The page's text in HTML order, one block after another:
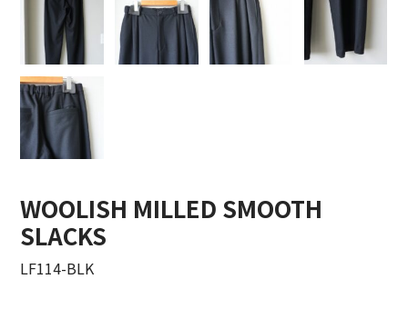
HARROGATE【ハロゲイト】
INTERIM【インテリム】
ITTI【イッチ】
LUCKY SOCKS【ラッキーソックス】
MIZUNO【ミズノ】
NEZU YOHIN TEN【ネズヨウヒンテン】
WOOLISH MILLED SMOOTH
SLACKS
LF114-BLK